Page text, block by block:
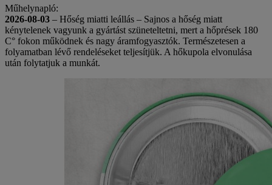
Műhelynapló:
2026-08-03 – Hőség miatti leállás – Sajnos a hőség miatt
kénytelenek vagyunk a gyártást szüneteltetni, mert a hőprések 180
C° fokon működnek és nagy áramfogyasztók. Természetesen a
folyamatban lévő rendeléseket teljesítjük. A hőkupola elvonulása
után folytatjuk a munkát.